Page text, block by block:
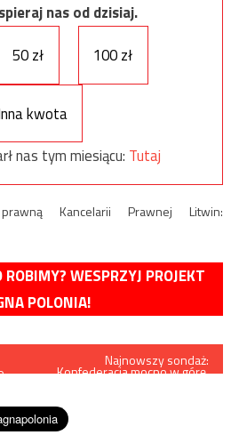
nas od dzisiaj.
50 zł 100 zł
kwota
nas tym miesiącu: Tutaj
Kancelarii Prawnej Litwin:
WESPRZYJ PROJEKT
POLONIA!
Najnowszy sondaż:
Konfederacja mocno w górę,